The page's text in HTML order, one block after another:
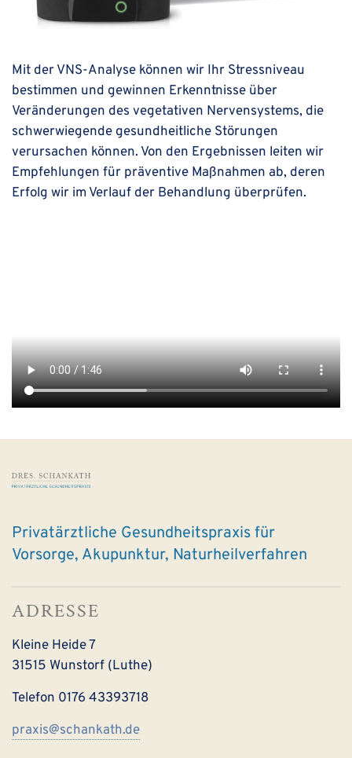
Mit der VNS-Analyse können wir Ihr Stressniveau
bestimmen und gewinnen Erkenntnisse über
Veränderungen des vegetativen Nervensystems, die
schwerwiegende gesundheitliche Störungen
verursachen können. Von den Ergebnissen leiten wir
Empfehlungen für präventive Maßnahmen ab, deren
Erfolg wir im Verlauf der Behandlung überprüfen.
Privatärztliche Gesundheitspraxis für
Vorsorge, Akupunktur, Naturheil­verfahren
ADRESSE
Kleine Heide 7
31515 Wunstorf (Luthe)
Telefon 0176 43393718
praxis@schankath.de